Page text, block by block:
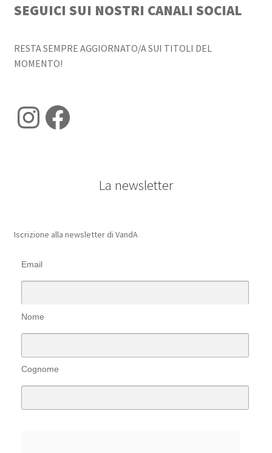
SEGUICI SUI NOSTRI CANALI SOCIAL
RESTA SEMPRE AGGIORNATO/A SUI TITOLI DEL
MOMENTO!
Instagram
Facebook
La newsletter
Iscrizione alla newsletter di VandA
Email
Nome
Cognome